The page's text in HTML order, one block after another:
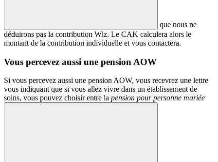
que nous ne
déduirons pas la contribution Wlz. Le CAK calculera alors le
montant de la contribution individuelle et vous contactera.
Vous percevez aussi une pension AOW
Si vous percevez aussi une pension AOW, vous recevrez une lettre
vous indiquant que si vous allez vivre dans un établissement de
soins, vous pouvez choisir entre la pension pour personne mariée